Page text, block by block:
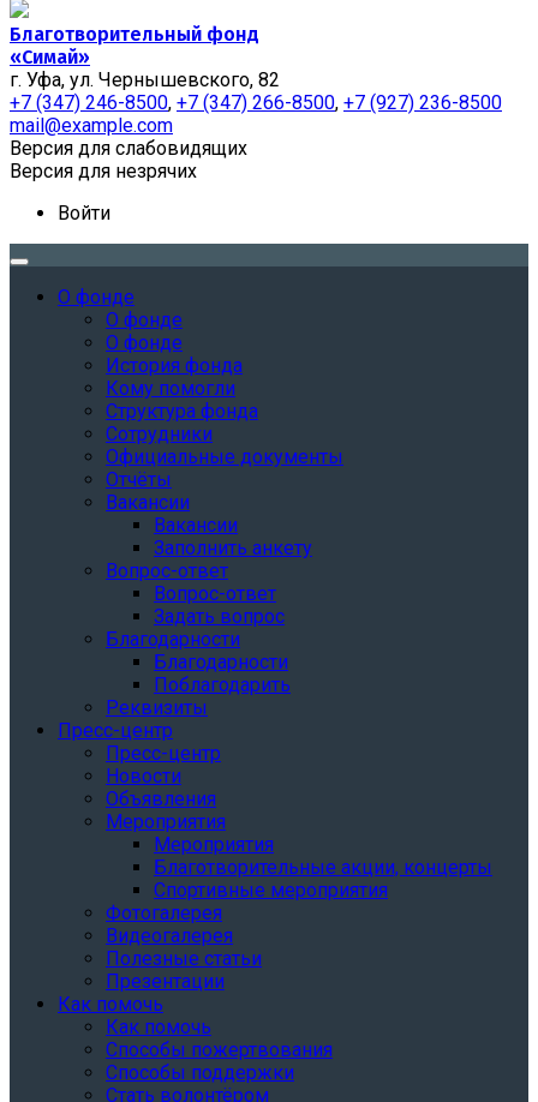
Благотворительный фонд
«Симай»
г. Уфа, ул. Чернышевского, 82
+7 (347) 246-8500, +7 (347) 266-8500, +7 (927) 236-8500
mail@example.com
Версия для слабовидящих
Версия для незрячих
Войти
О фонде
О фонде
О фонде
История фонда
Кому помогли
Структура фонда
Сотрудники
Официальные документы
Отчёты
Вакансии
Вакансии
Заполнить анкету
Вопрос-ответ
Вопрос-ответ
Задать вопрос
Благодарности
Благодарности
Поблагодарить
Реквизиты
Пресс-центр
Пресс-центр
Новости
Объявления
Мероприятия
Мероприятия
Благотворительные акции, концерты
Спортивные мероприятия
Фотогалерея
Видеогалерея
Полезные статьи
Презентации
Как помочь
Как помочь
Способы пожертвования
Способы поддержки
Стать волонтёром